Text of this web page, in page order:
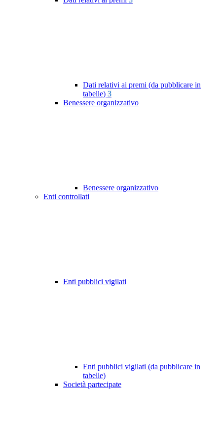
Dati relativi ai premi (da pubblicare in
tabelle) 3
Benessere organizzativo
Benessere organizzativo
Enti controllati
Enti pubblici vigilati
Enti pubblici vigilati (da pubblicare in
tabelle)
Società partecipate